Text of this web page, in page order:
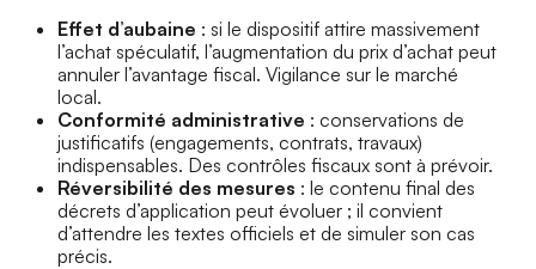
Effet d’aubaine : si le dispositif attire massivement
l’achat spéculatif, l’augmentation du prix d’achat peut
annuler l’avantage fiscal. Vigilance sur le marché
local.
Conformité administrative : conservations de
justificatifs (engagements, contrats, travaux)
indispensables. Des contrôles fiscaux sont à prévoir.
Réversibilité des mesures : le contenu final des
décrets d’application peut évoluer ; il convient
d’attendre les textes officiels et de simuler son cas
précis.